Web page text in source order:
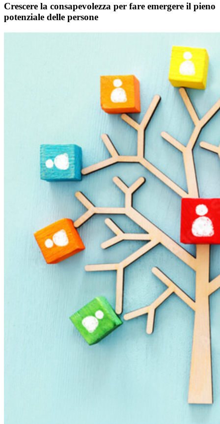
Crescere la consapevolezza per fare emergere il pieno
potenziale delle persone